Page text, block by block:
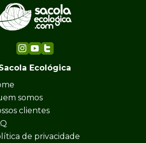
Ecológica
somos
clientes
de privacidade